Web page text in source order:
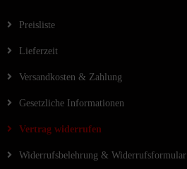
Preisliste
Lieferzeit
Versandkosten & Zahlung
Gesetzliche Informationen
Vertrag widerrufen
Widerrufsbelehrung & Widerrufsformular